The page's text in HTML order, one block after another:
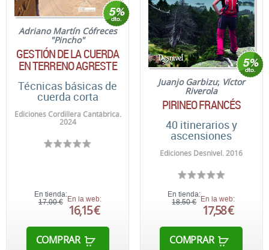
Adriano Martín Cófreces
"Pincho"
GESTIÓN DE LA CUERDA
EN TERRENO AGRESTE
Técnicas básicas de
cuerda corta
Ediciones Cordillera Cantábrica.
2024
En tienda:
17,00 € En la web:
16,15 €
COMPRAR
Juanjo Garbizu; Víctor
Riverola
PIRINEO FRANCÉS
40 itinerarios y
ascensiones
Ediciones Desnivel. 2016
En tienda:
18,50 € En la web:
17,58 €
COMPRAR